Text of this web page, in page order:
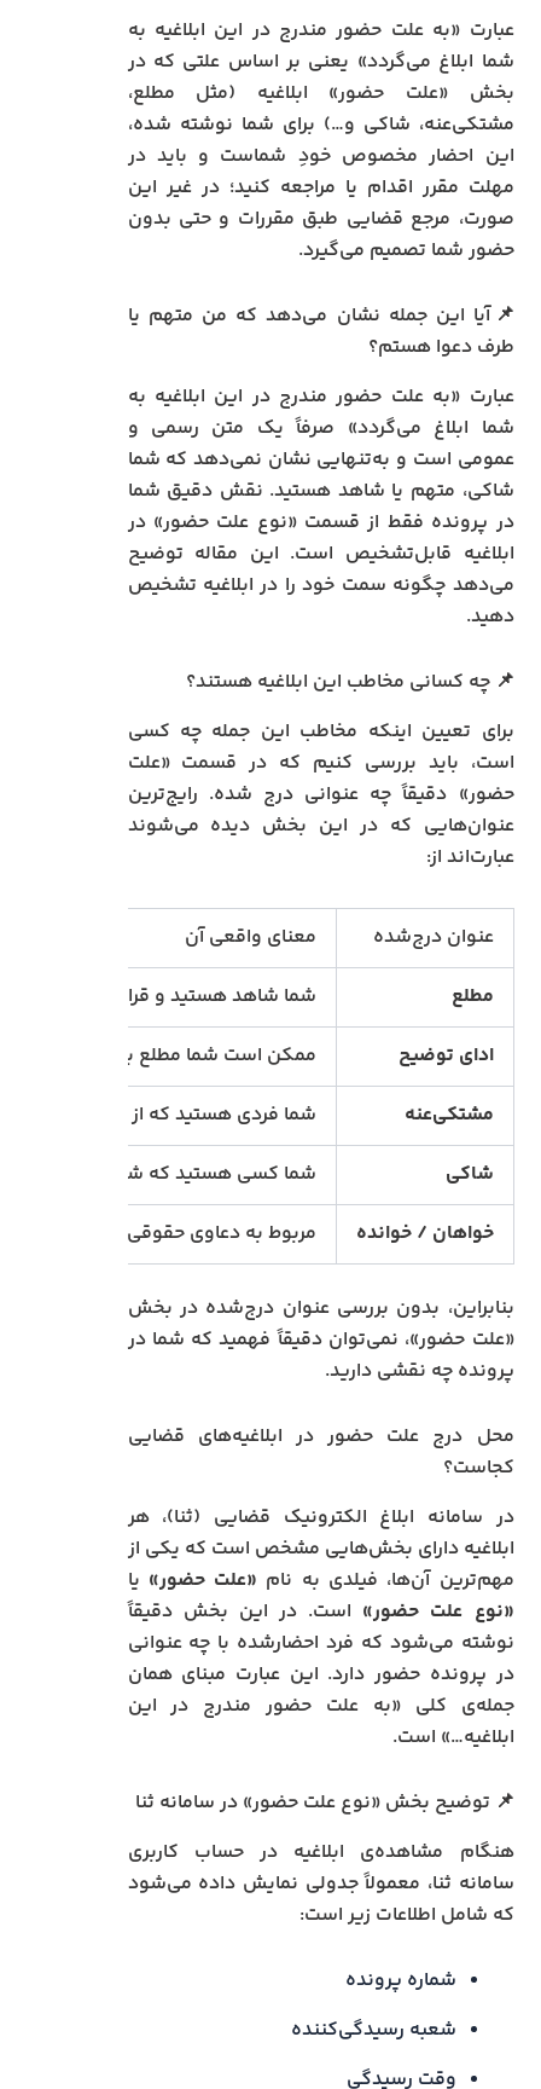
عبارت «به علت حضور مندرج در این ابلاغیه به
شما ابلاغ می‌گردد» یعنی بر اساس علتی که در
بخش «علت حضور» ابلاغیه (مثل مطلع،
مشتکی‌عنه، شاکی و…) برای شما نوشته شده،
این احضار مخصوص خودِ شماست و باید در
مهلت مقرر اقدام یا مراجعه کنید؛ در غیر این
صورت، مرجع قضایی طبق مقررات و حتی بدون
حضور شما تصمیم می‌گیرد.
📌آیا این جمله نشان می‌دهد که من متهم یا
طرف دعوا هستم؟
عبارت «به علت حضور مندرج در این ابلاغیه به
شما ابلاغ می‌گردد» صرفاً یک متن رسمی و
عمومی است و به‌تنهایی نشان نمی‌دهد که شما
شاکی، متهم یا شاهد هستید. نقش دقیق شما
در پرونده فقط از قسمت «نوع علت حضور» در
ابلاغیه قابل‌تشخیص است. این مقاله توضیح
می‌دهد چگونه سمت خود را در ابلاغیه تشخیص
دهید.
📌 چه کسانی مخاطب این ابلاغیه هستند؟
برای تعیین اینکه مخاطب این جمله چه کسی
است، باید بررسی کنیم که در قسمت «علت
حضور» دقیقاً چه عنوانی درج شده. رایج‌ترین
عنوان‌هایی که در این بخش دیده می‌شوند
عبارت‌اند از:
عنوان درج‌شده
معنای واقعی آن
مطلع
شما شاهد هستید و قرار است اطلاعاتی
ادای توضیح
ممکن است شما مطلع باشید یا کسی که
مشتکی‌عنه
شما فردی هستید که از او شکایت شده
شاکی
شما کسی هستید که شکایت را مطرح
خواهان / خوانده
مربوط به دعاوی حقوقی؛ شما یکی از
بنابراین، بدون بررسی عنوان درج‌شده در بخش
«علت حضور»، نمی‌توان دقیقاً فهمید که شما در
پرونده چه نقشی دارید.
محل درج علت حضور در ابلاغیه‌های قضایی
کجاست؟
در سامانه ابلاغ الکترونیک قضایی (ثنا)، هر
ابلاغیه دارای بخش‌هایی مشخص است که یکی از
مهم‌ترین آن‌ها، فیلدی به نام «علت حضور» یا
«نوع علت حضور» است. در این بخش دقیقاً
نوشته می‌شود که فرد احضارشده با چه عنوانی
در پرونده حضور دارد. این عبارت مبنای همان
جمله‌ی کلی «به علت حضور مندرج در این
ابلاغیه…» است.
📌 توضیح بخش «نوع علت حضور» در سامانه ثنا
هنگام مشاهده‌ی ابلاغیه در حساب کاربری
سامانه ثنا، معمولاً جدولی نمایش داده می‌شود
که شامل اطلاعات زیر است:
شماره پرونده
شعبه رسیدگی‌کننده
وقت رسیدگی